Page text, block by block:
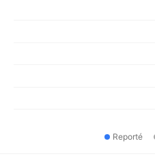
Reporté